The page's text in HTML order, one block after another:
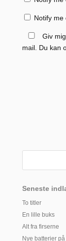
Notify me
Giv
mail. Du kan
Seneste
To titler
En lille buks
Alt fra firserne
Nye batterier